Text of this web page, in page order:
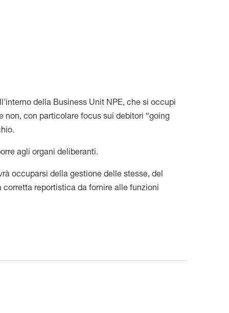
della Business Unit NPE, che si occupi
non, con particolare focus sui debitori “going
agli organi deliberanti.
occuparsi della gestione delle stesse, del
reportistica da fornire alle funzioni